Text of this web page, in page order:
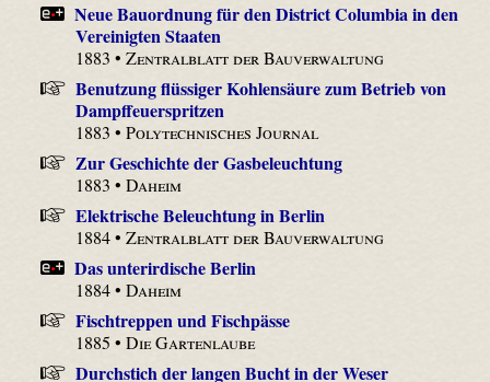
Neue Bauordnung für den District Columbia in den
Vereinigten Staaten
1883 •Zentralblatt der Bauverwaltung
Benutzung flüssiger Kohlensäure zum Betrieb von
Dampffeuerspritzen
1883 •Polytechnisches Journal
Zur Geschichte der Gasbeleuchtung
1883 •Daheim
Elektrische Beleuchtung in Berlin
1884 •Zentralblatt der Bauverwaltung
Das unterirdische Berlin
1884 •Daheim
Fischtreppen und Fischpässe
1885 •Die Gartenlaube
Durchstich der langen Bucht in der Weser